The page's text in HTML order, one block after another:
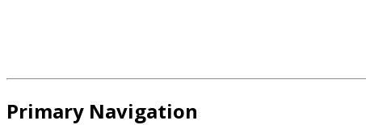
Primary Navigation